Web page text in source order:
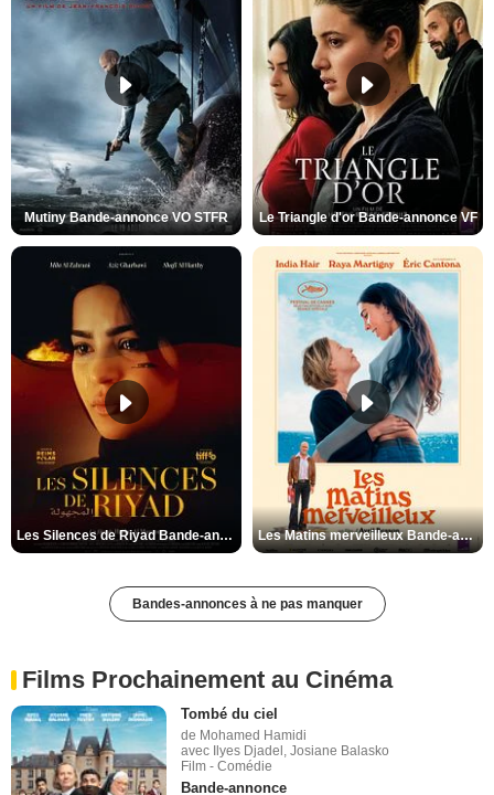
Mutiny Bande-annonce VO STFR Le Triangle d'or Bande-annonce VF
Les Silences de Riyad Bande-annonce VO STFR Les Matins merveilleux Bande-annonce VF
Bandes-annonces à ne pas manquer
Films Prochainement au Cinéma
Tombé du ciel
de Mohamed Hamidi
avec Ilyes Djadel, Josiane Balasko
Film - Comédie
Bande-annonce